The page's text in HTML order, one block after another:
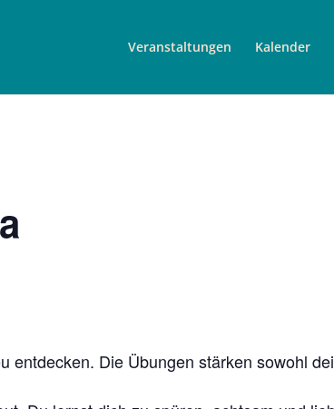
Veranstaltungen Kalender
entdecken. Die Übungen stärken sowohl